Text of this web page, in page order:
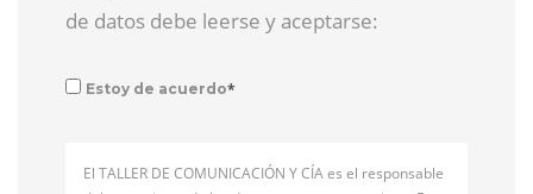
de datos debe leerse y aceptarse:
Estoy de acuerdo*
El TALLER DE COMUNICACIÓN Y CÍA es el responsable